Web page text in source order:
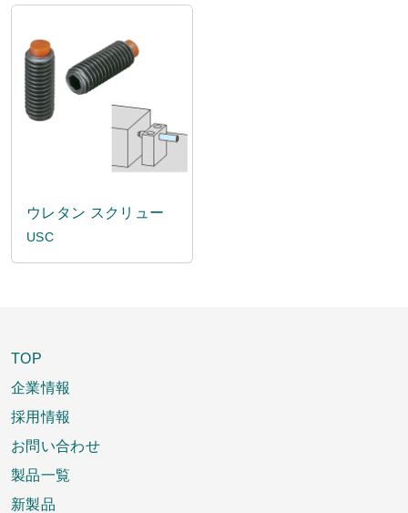
ウレタン スクリュー
USC
TOP
企業情報
採用情報
お問い合わせ
製品一覧
新製品